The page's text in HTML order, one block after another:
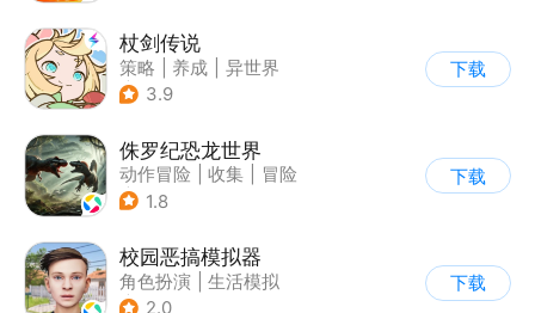
杖剑传说
策略 养成
异世界
| 二次元
3.9
下载
侏罗纪恐龙世界
动作冒险 收集
冒险
| 写实
1.8
下载
校园恶搞模拟器
角色扮演
生活模拟
| 写实
2.0
下载